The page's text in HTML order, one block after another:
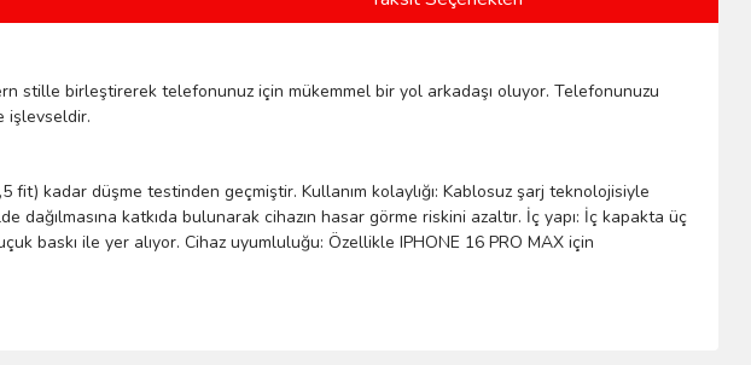
stille birleştirerek telefonunuz için mükemmel bir yol arkadaşı oluyor. Telefonunuzu
işlevseldir.
fit) kadar düşme testinden geçmiştir. Kullanım kolaylığı: Kablosuz şarj teknolojisiyle
katkıda bulunarak cihazın hasar görme riskini azaltır. İç yapı: İç kapakta üç
baskı ile yer alıyor. Cihaz uyumluluğu: Özellikle IPHONE 16 PRO MAX için